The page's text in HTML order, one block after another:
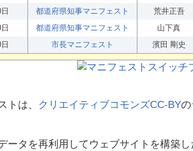
都道府県知事マニフェスト 荒井正吾
都道府県知事マニフェスト 山下真
市長マニフェスト 濱田 剛史
トは、 クリエイティブコモンズCC-BY
ータを再利用してウェブサイトを構築し